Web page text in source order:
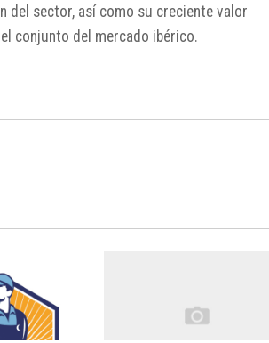
del sector, así como su creciente valor
conjunto del mercado ibérico.